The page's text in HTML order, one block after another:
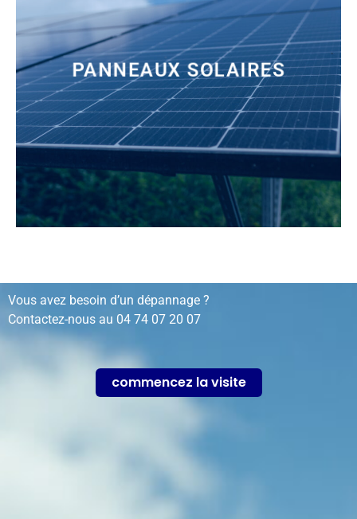
PANNEAUX SOLAIRES
installation, rénovation, dépannage…
Vous avez besoin d’un dépannage ?
Contactez-nous au 04 74 07 20 07
commencez la visite